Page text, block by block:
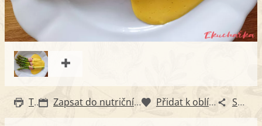
Tisk Zapsat do nutričního diáře Přidat k oblíbeným Sdílet